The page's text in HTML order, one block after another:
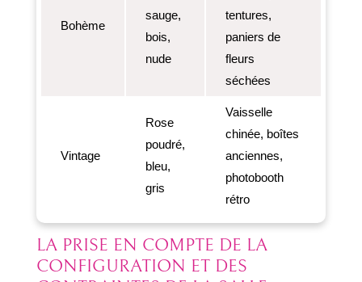
Bohème
sauge,
bois,
nude
tentures,
paniers de
fleurs
séchées
Vintage
Rose
poudré,
bleu,
gris
Vaisselle
chinée, boîtes
anciennes,
photobooth
rétro
LA PRISE EN COMPTE DE LA
CONFIGURATION ET DES